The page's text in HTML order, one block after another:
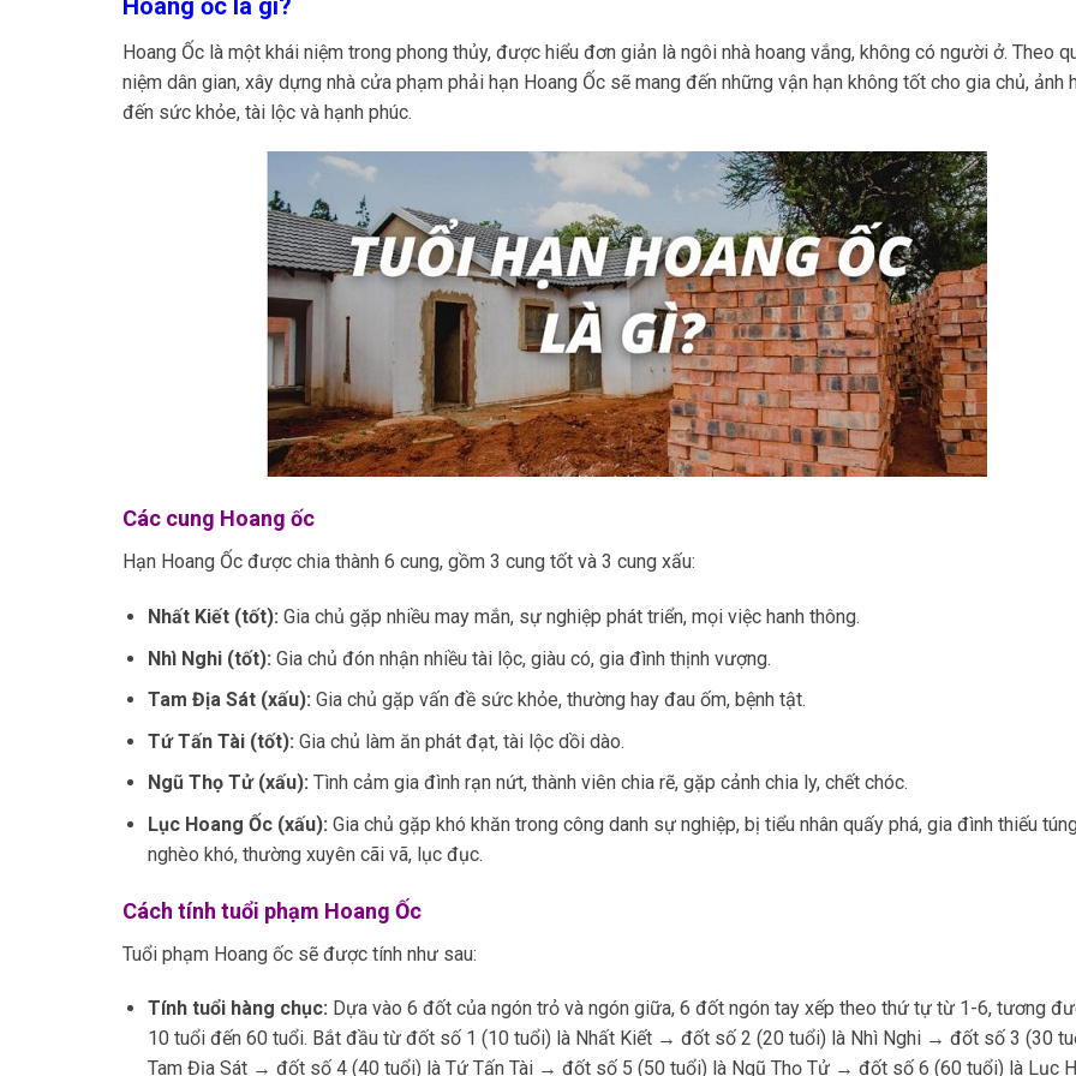
Hoang Ốc là một khái niệm trong phong thủy, được hiểu đơn giản là ngôi nhà hoang vắng, không có người ở. Theo
niệm dân gian, xây dựng nhà cửa phạm phải hạn Hoang Ốc sẽ mang đến những vận hạn không tốt cho gia chủ, ảnh
đến sức khỏe, tài lộc và hạnh phúc.
Các cung Hoang ốc
Hạn Hoang Ốc được chia thành 6 cung, gồm 3 cung tốt và 3 cung xấu:
Nhất Kiết (tốt): Gia chủ gặp nhiều may mắn, sự nghiệp phát triển, mọi việc hanh thông.
Nhì Nghi (tốt): Gia chủ đón nhận nhiều tài lộc, giàu có, gia đình thịnh vượng.
Tam Địa Sát (xấu): Gia chủ gặp vấn đề sức khỏe, thường hay đau ốm, bệnh tật.
Tứ Tấn Tài (tốt): Gia chủ làm ăn phát đạt, tài lộc dồi dào.
Ngũ Thọ Tử (xấu): Tình cảm gia đình rạn nứt, thành viên chia rẽ, gặp cảnh chia ly, chết chóc.
Lục Hoang Ốc (xấu): Gia chủ gặp khó khăn trong công danh sự nghiệp, bị tiểu nhân quấy phá, gia đình thiếu
nghèo khó, thường xuyên cãi vã, lục đục.
Cách tính tuổi phạm Hoang Ốc
Tuổi phạm Hoang ốc sẽ được tính như sau:
Tính tuổi hàng chục: Dựa vào 6 đốt của ngón trỏ và ngón giữa, 6 đốt ngón tay xếp theo thứ tự từ 1-6, tương
10 tuổi đến 60 tuổi. Bắt đầu từ đốt số 1 (10 tuổi) là Nhất Kiết → đốt số 2 (20 tuổi) là Nhì Nghi → đốt số 3 (30
Tam Địa Sát → đốt số 4 (40 tuổi) là Tứ Tấn Tài → đốt số 5 (50 tuổi) là Ngũ Thọ Tử → đốt số 6 (60 tuổi) là Lục